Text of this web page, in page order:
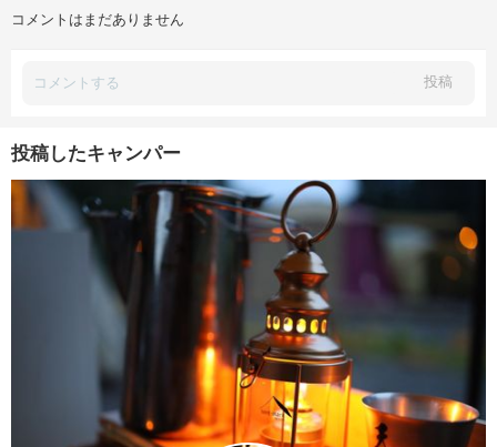
コメントはまだありません
投稿
投稿したキャンパー